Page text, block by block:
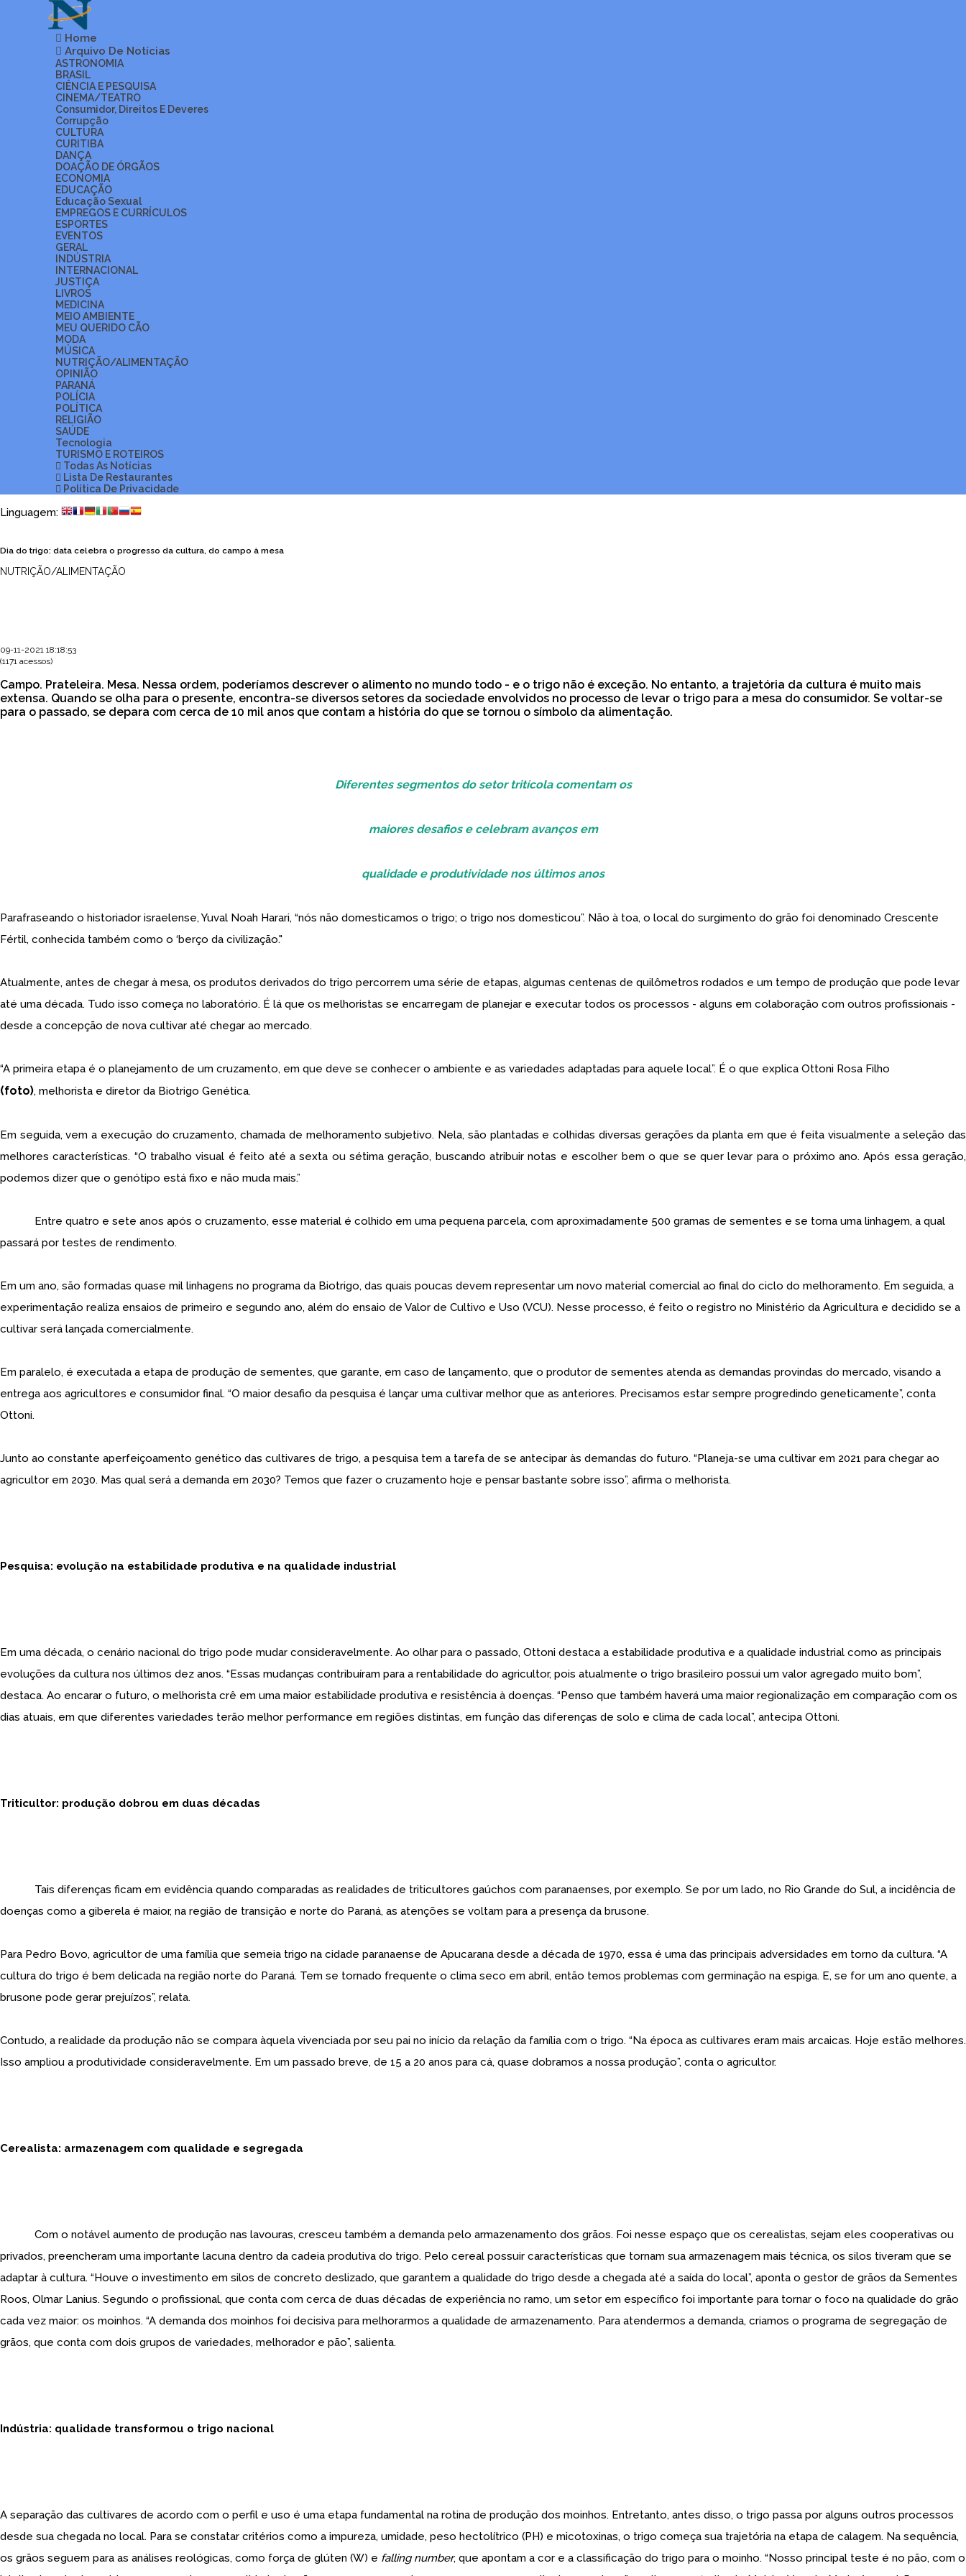
Home
Arquivo De Notícias
ASTRONOMIA
BRASIL
CIÊNCIA E PESQUISA
CINEMA/TEATRO
Consumidor, Direitos E Deveres
Corrupção
CULTURA
CURITIBA
DANÇA
DOAÇÃO DE ÓRGÃOS
ECONOMIA
EDUCAÇÃO
Educação Sexual
EMPREGOS E CURRÍCULOS
ESPORTES
EVENTOS
GERAL
INDÚSTRIA
INTERNACIONAL
JUSTIÇA
LIVROS
MEDICINA
MEIO AMBIENTE
MEU QUERIDO CÃO
MODA
MÚSICA
NUTRIÇÃO/ALIMENTAÇÃO
OPINIÃO
PARANÁ
POLÍCIA
POLÍTICA
RELIGIÃO
SAÚDE
Tecnologia
TURISMO E ROTEIROS
Todas As Notícias
Lista De Restaurantes
Política De Privacidade
Linguagem:
Dia do trigo: data celebra o progresso da cultura, do campo à mesa
NUTRIÇÃO/ALIMENTAÇÃO
09-11-2021 18:18:53
(1171 acessos)
Campo. Prateleira. Mesa. Nessa ordem, poderíamos descrever o alimento no mundo todo - e o trigo não é exceção. No entanto, a trajetória da cultura é muito mais
extensa. Quando se olha para o presente, encontra-se diversos setores da sociedade envolvidos no processo de levar o trigo para a mesa do consumidor. Se voltar-se
para o passado, se depara com cerca de 10 mil anos que contam a história do que se tornou o símbolo da alimentação.
Diferentes segmentos do setor tritícola comentam os
maiores desafios e celebram avanços em
qualidade e produtividade nos últimos anos
Parafraseando o historiador israelense, Yuval Noah Harari, “nós não domesticamos o trigo; o trigo nos domesticou”. Não à toa, o local do surgimento do grão foi denominado Crescente
Fértil, conhecida também como o ‘berço da civilização."
Atualmente, antes de chegar à mesa, os produtos derivados do trigo percorrem uma série de etapas, algumas centenas de quilômetros rodados e um tempo de produção que pode levar
até uma década. Tudo isso começa no laboratório. É lá que os melhoristas se encarregam de planejar e executar todos os processos - alguns em colaboração com outros profissionais -
desde a concepção de nova cultivar até chegar ao mercado.
“A primeira etapa é o planejamento de um cruzamento, em que deve se conhecer o ambiente e as variedades adaptadas para aquele local”. É o que explica Ottoni Rosa Filho
(foto), melhorista e diretor da Biotrigo Genética.
Em seguida, vem a execução do cruzamento, chamada de melhoramento subjetivo. Nela, são plantadas e colhidas diversas gerações da planta em que é feita visualmente a seleção das
melhores características. “O trabalho visual é feito até a sexta ou sétima geração, buscando atribuir notas e escolher bem o que se quer levar para o próximo ano. Após essa geração,
podemos dizer que o genótipo está fixo e não muda mais.”
Entre quatro e sete anos após o cruzamento, esse material é colhido em uma pequena parcela, com aproximadamente 500 gramas de sementes e se torna uma linhagem, a qual
passará por testes de rendimento.
Em um ano, são formadas quase mil linhagens no programa da Biotrigo, das quais poucas devem representar um novo material comercial ao final do ciclo do melhoramento. Em seguida, a
experimentação realiza ensaios de primeiro e segundo ano, além do ensaio de Valor de Cultivo e Uso (VCU). Nesse processo, é feito o registro no Ministério da Agricultura e decidido se a
cultivar será lançada comercialmente.
Em paralelo, é executada a etapa de produção de sementes, que garante, em caso de lançamento, que o produtor de sementes atenda as demandas provindas do mercado, visando a
entrega aos agricultores e consumidor final. “O maior desafio da pesquisa é lançar uma cultivar melhor que as anteriores. Precisamos estar sempre progredindo geneticamente”, conta
Ottoni.
Junto ao constante aperfeiçoamento genético das cultivares de trigo, a pesquisa tem a tarefa de se antecipar às demandas do futuro. “Planeja-se uma cultivar em 2021 para chegar ao
agricultor em 2030. Mas qual será a demanda em 2030? Temos que fazer o cruzamento hoje e pensar bastante sobre isso”, afirma o melhorista.
Pesquisa: evolução na estabilidade produtiva e na qualidade industrial
Em uma década, o cenário nacional do trigo pode mudar consideravelmente. Ao olhar para o passado, Ottoni destaca a estabilidade produtiva e a qualidade industrial como as principais
evoluções da cultura nos últimos dez anos. “Essas mudanças contribuíram para a rentabilidade do agricultor, pois atualmente o trigo brasileiro possui um valor agregado muito bom”,
destaca. Ao encarar o futuro, o melhorista crê em uma maior estabilidade produtiva e resistência à doenças. “Penso que também haverá uma maior regionalização em comparação com os
dias atuais, em que diferentes variedades terão melhor performance em regiões distintas, em função das diferenças de solo e clima de cada local”, antecipa Ottoni.
Triticultor: produção dobrou em duas décadas
Tais diferenças ficam em evidência quando comparadas as realidades de triticultores gaúchos com paranaenses, por exemplo. Se por um lado, no Rio Grande do Sul, a incidência de
doenças como a giberela é maior, na região de transição e norte do Paraná, as atenções se voltam para a presença da brusone.
Para Pedro Bovo, agricultor de uma família que semeia trigo na cidade paranaense de Apucarana desde a década de 1970, essa é uma das principais adversidades em torno da cultura. “A
cultura do trigo é bem delicada na região norte do Paraná. Tem se tornado frequente o clima seco em abril, então temos problemas com germinação na espiga. E, se for um ano quente, a
brusone pode gerar prejuízos”, relata.
Contudo, a realidade da produção não se compara àquela vivenciada por seu pai no início da relação da família com o trigo. “Na época as cultivares eram mais arcaicas. Hoje estão melhores.
Isso ampliou a produtividade consideravelmente. Em um passado breve, de 15 a 20 anos para cá, quase dobramos a nossa produção”, conta o agricultor.
Cerealista: armazenagem com qualidade e segregada
Com o notável aumento de produção nas lavouras, cresceu também a demanda pelo armazenamento dos grãos. Foi nesse espaço que os cerealistas, sejam eles cooperativas ou
privados, preencheram uma importante lacuna dentro da cadeia produtiva do trigo. Pelo cereal possuir características que tornam sua armazenagem mais técnica, os silos tiveram que se
adaptar à cultura. “Houve o investimento em silos de concreto deslizado, que garantem a qualidade do trigo desde a chegada até a saída do local”, aponta o gestor de grãos da Sementes
Roos, Olmar Lanius. Segundo o profissional, que conta com cerca de duas décadas de experiência no ramo, um setor em específico foi importante para tornar o foco na qualidade do grão
cada vez maior: os moinhos. “A demanda dos moinhos foi decisiva para melhorarmos a qualidade de armazenamento. Para atendermos a demanda, criamos o programa de segregação de
grãos, que conta com dois grupos de variedades, melhorador e pão”, salienta.
Indústria: qualidade transformou o trigo nacional
A separação das cultivares de acordo com o perfil e uso é uma etapa fundamental na rotina de produção dos moinhos. Entretanto, antes disso, o trigo passa por alguns outros processos
desde sua chegada no local. Para se constatar critérios como a impureza, umidade, peso hectolítrico (PH) e micotoxinas, o trigo começa sua trajetória na etapa de calagem. Na sequência,
os grãos seguem para as análises reológicas, como força de glúten (W) e falling number, que apontam a cor e a classificação do trigo para o moinho. “Nosso principal teste é no pão, com o